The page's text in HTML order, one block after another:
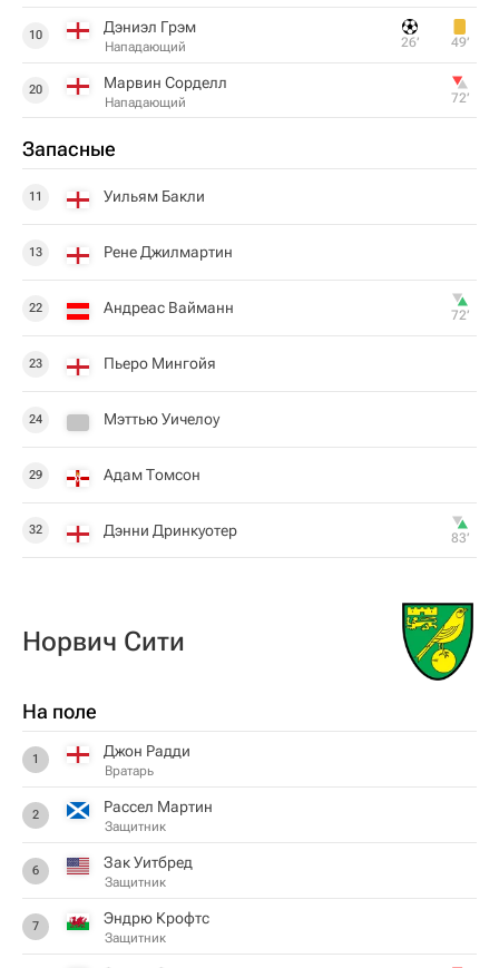
10 Дэниэл Грэм
Нападающий 26‎’‎ 49‎’‎
20 Марвин Сорделл
Нападающий 72‎’‎
Запасные
11 Уильям Бакли
13 Рене Джилмартин
22 Андреас Вайманн 72‎’‎
23 Пьеро Мингойя
24 Мэттью Уичелоу
29 Адам Томсон
32 Дэнни Дринкуотер 83‎’‎
Норвич Сити
На поле
1 Джон Радди
Вратарь
2 Рассел Мартин
Защитник
6 Зак Уитбред
Защитник
7 Эндрю Крофтс
Защитник